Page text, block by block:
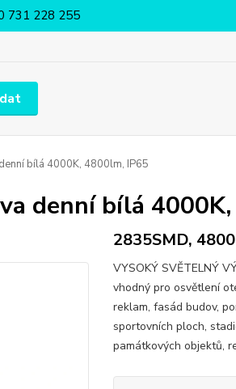
731 228 255
bílá 4000K, 4800lm, IP65
denní bílá
2835SMD,
VYSOKÝ SVĚTELNÝ
vhodný pro osvětlení
reklam, fasád budov,
sportovních ploch,
památkových objektů,